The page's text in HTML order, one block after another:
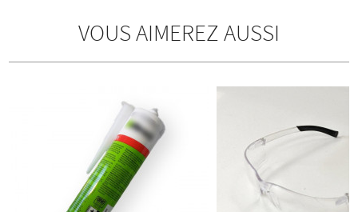
VOUS AIMEREZ AUSSI